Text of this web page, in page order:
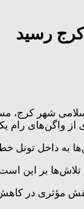
شهر کرج،
واگن‌های رام
این خط ریلی آغاز
نزدیک قطار خط ۲
مؤثری در